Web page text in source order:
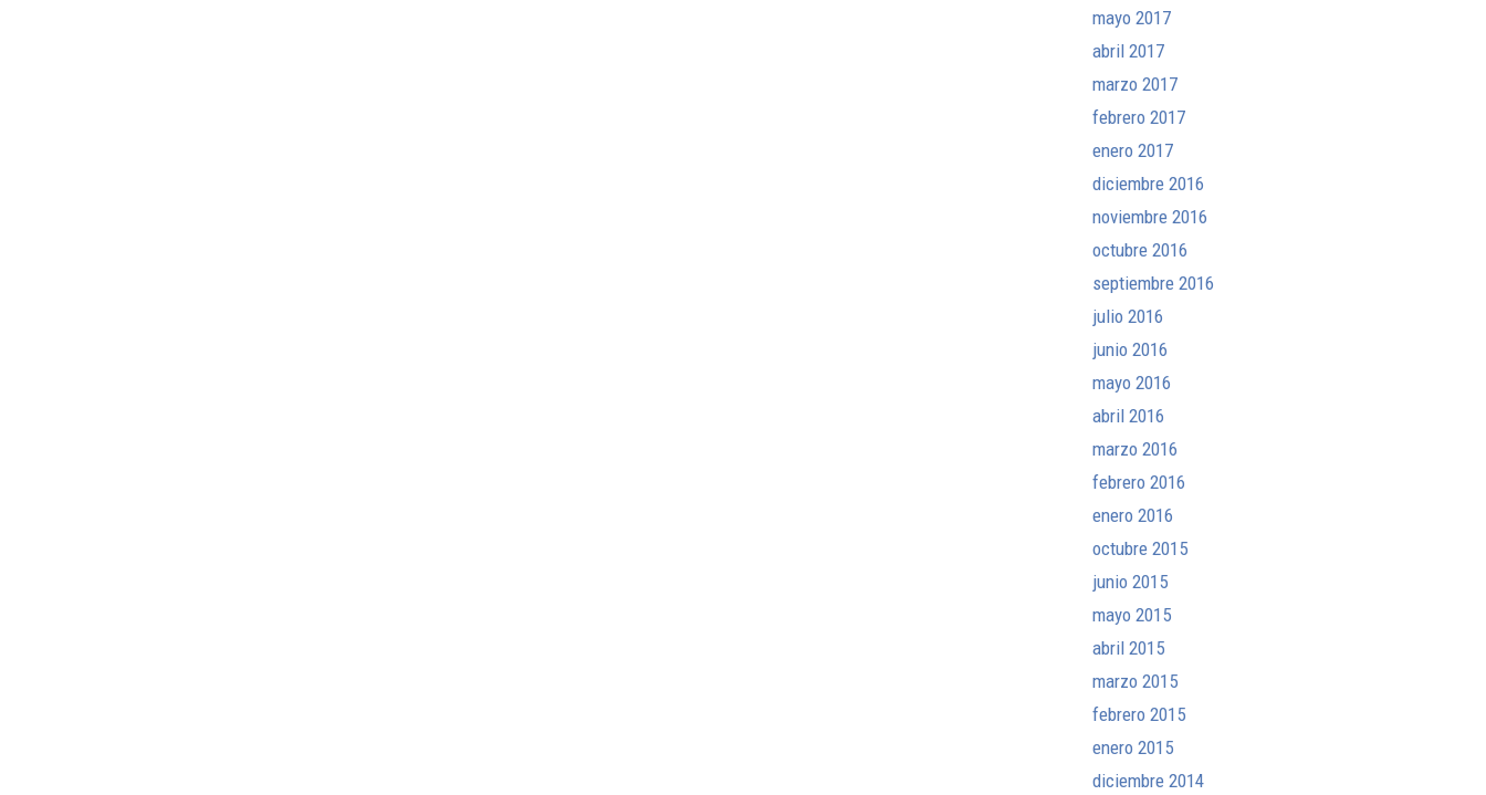
mayo 2017
abril 2017
marzo 2017
febrero 2017
enero 2017
diciembre 2016
noviembre 2016
octubre 2016
septiembre 2016
julio 2016
junio 2016
mayo 2016
abril 2016
marzo 2016
febrero 2016
enero 2016
octubre 2015
junio 2015
mayo 2015
abril 2015
marzo 2015
febrero 2015
enero 2015
diciembre 2014